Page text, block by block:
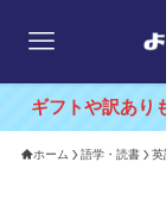
ギフトや訳あり
ホーム 語学・読書 英